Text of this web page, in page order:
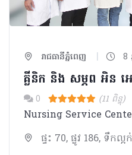
រាជធានីភ្នំពេញ | 8
គ្លីនិក និង​ សម្ភព អិន
0 (11 ពិន្ទុ)
ផ្ទះ 70, ផ្លូវ 186, ទឹក